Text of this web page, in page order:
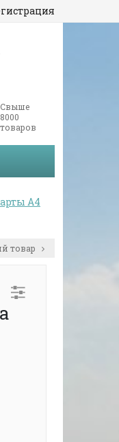
Свыше
8000
товаров
А4
товар